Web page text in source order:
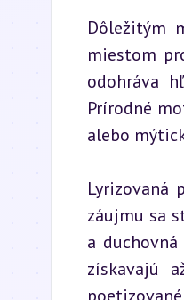
Dôležitým
miestom
odohráva
Prírodné
alebo
Lyrizovaná
záujmu sa
a
získavajú